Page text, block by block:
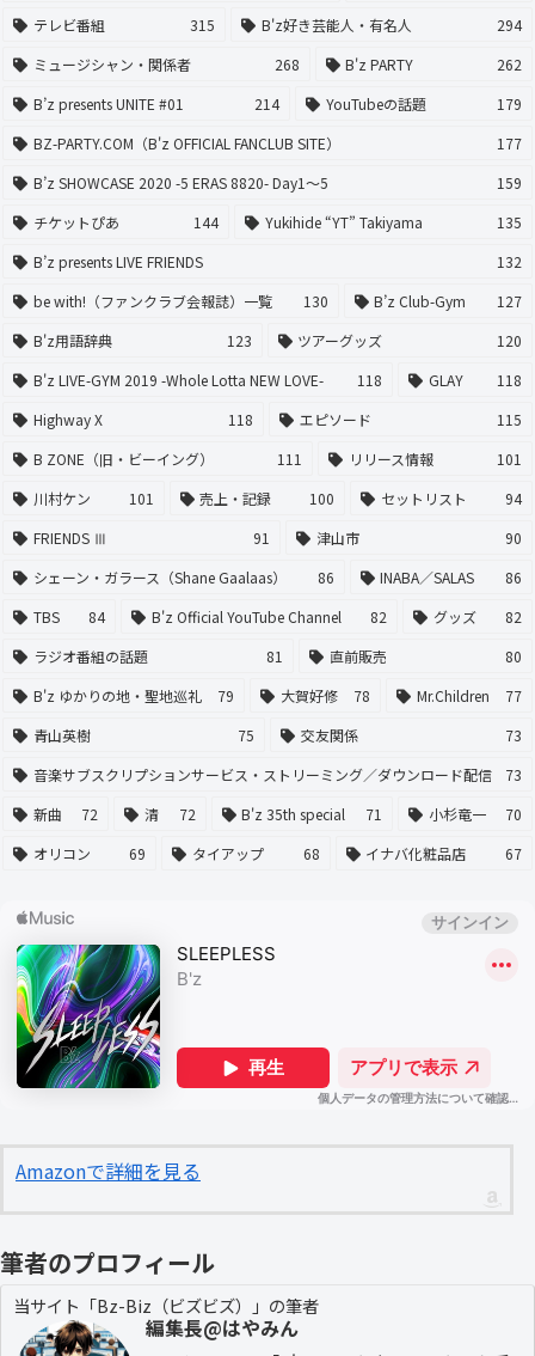
テレビ番組
315 B'z好き芸能人・有名人
294
ミュージシャン・関係者
268 B'z PARTY
262
B’z presents UNITE #01
214 YouTubeの話題
179
BZ-PARTY.COM（B'z OFFICIAL FANCLUB SITE）
177
B’z SHOWCASE 2020 -5 ERAS 8820- Day1〜5
159
チケットぴあ
144 Yukihide “YT” Takiyama
135
B’z presents LIVE FRIENDS
132
be with!（ファンクラブ会報誌）一覧
130 B’z Club-Gym
127
B'z用語辞典
123 ツアーグッズ
120
B'z LIVE-GYM 2019 -Whole Lotta NEW LOVE-
118 GLAY
118
Highway X
118 エピソード
115
B ZONE（旧・ビーイング）
111 リリース情報
101
川村ケン
101 売上・記録 100 セットリスト
94
FRIENDS Ⅲ
91 津山市
90
シェーン・ガラース（Shane Gaalaas）
86 INABA／SALAS
86
TBS
84 B'z Official YouTube Channel 82 グッズ
82
ラジオ番組の話題
81 直前販売
80
B'z ゆかりの地・聖地巡礼
79 大賀好修 78 Mr.Children
77
青山英樹
75 交友関係
73
音楽サブスクリプションサービス・ストリーミング／ダウンロード配信
73
新曲
72 清 72 B'z 35th special 71 小杉竜一
70
オリコン
69 タイアップ 68 イナバ化粧品店 67
Amazonで詳細を見る
筆者のプロフィール
当サイト「Bz-Biz（ビズビズ）」の筆者
編集長@はやみん